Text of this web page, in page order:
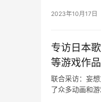
2023年10月17日
专访日本
等游戏作品
联合采访：妄
了众多动画和